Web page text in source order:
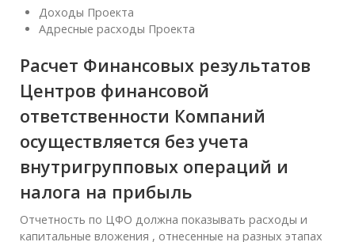
Доходы Проекта
Адресные расходы Проекта
Расчет Финансовых результатов
Центров финансовой
ответственности Компаний
осуществляется без учета
внутригрупповых операций и
налога на прибыль
Отчетность по ЦФО должна показывать расходы и
капитальные вложения , отнесенные на разных этапах